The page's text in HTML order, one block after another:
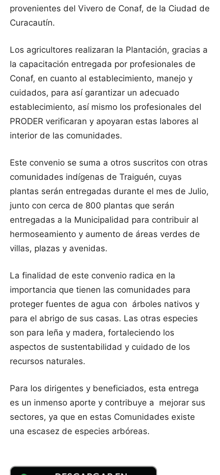
provenientes del Vivero de Conaf, de la Ciudad de
Curacautín.
Los agricultores realizaran la Plantación, gracias a
la capacitación entregada por profesionales de
Conaf, en cuanto al establecimiento, manejo y
cuidados, para así garantizar un adecuado
establecimiento, así mismo los profesionales del
PRODER verificaran y apoyaran estas labores al
interior de las comunidades.
Este convenio se suma a otros suscritos con otras
comunidades indígenas de Traiguén, cuyas
plantas serán entregadas durante el mes de Julio,
junto con cerca de 800 plantas que serán
entregadas a la Municipalidad para contribuir al
hermoseamiento y aumento de áreas verdes de
villas, plazas y avenidas.
La finalidad de este convenio radica en la
importancia que tienen las comunidades para
proteger fuentes de agua con árboles nativos y
para el abrigo de sus casas. Las otras especies
son para leña y madera, fortaleciendo los
aspectos de sustentabilidad y cuidado de los
recursos naturales.
Para los dirigentes y beneficiados, esta entrega
es un inmenso aporte y contribuye a mejorar sus
sectores, ya que en estas Comunidades existe
una escasez de especies arbóreas.